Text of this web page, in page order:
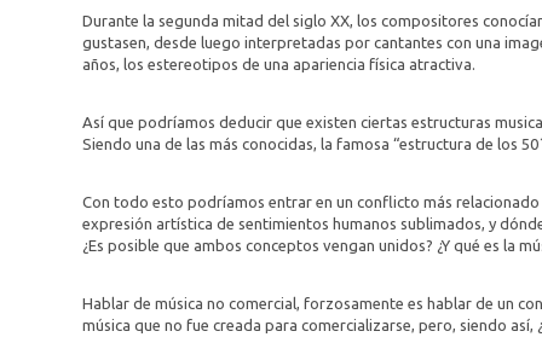
Durante la segunda mitad del siglo XX, los compositores
gustasen, desde luego interpretadas por cantantes con una
años, los estereotipos de una apariencia física atractiva.
Así que podríamos deducir que existen ciertas estructuras
Siendo una de las más conocidas, la famosa “estructura de los
Con todo esto podríamos entrar en un conflicto más
expresión artística de sentimientos humanos sublimados, y
¿Es posible que ambos conceptos vengan unidos? ¿Y qué es la
Hablar de música no comercial, forzosamente es hablar de un
música que no fue creada para comercializarse, pero, siendo